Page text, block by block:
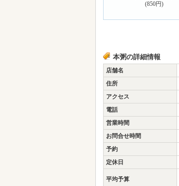
(850円)
本粥の詳細情報
店舗名
住所
アクセス
電話
営業時間
お問合せ時間
予約
定休日
平均予算